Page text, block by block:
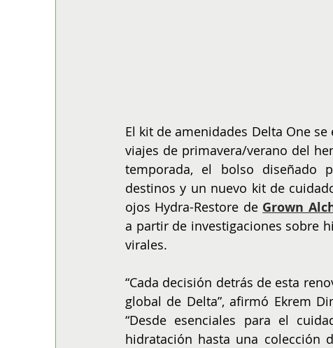
El kit de amenidades Delta One
viajes de primavera/verano del
temporada, el bolso diseñado
destinos y un nuevo kit de
ojos Hydra-Restore de Grown
a partir de investigaciones sobre
virales.
“Cada decisión detrás de esta
global de Delta”, afirmó Ekrem
“Desde esenciales para el
hidratación hasta una colección